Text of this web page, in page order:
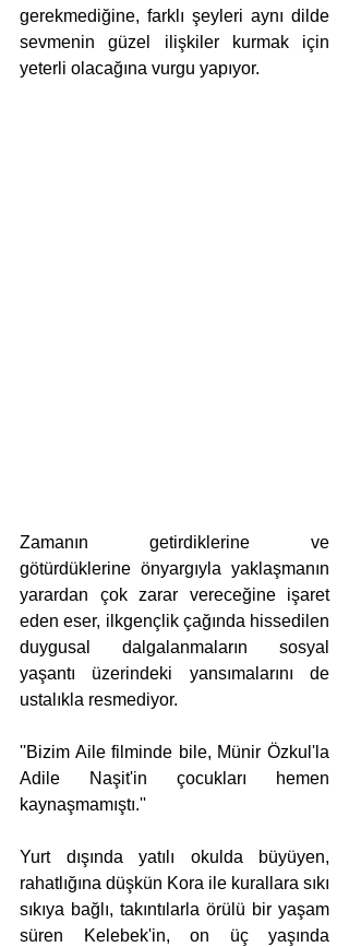
gerekmediğine, farklı şeyleri aynı dilde
sevmenin güzel ilişkiler kurmak için
yeterli olacağına vurgu yapıyor.
Zamanın getirdiklerine ve
götürdüklerine önyargıyla yaklaşmanın
yarardan çok zarar vereceğine işaret
eden eser, ilkgençlik çağında hissedilen
duygusal dalgalanmaların sosyal
yaşantı üzerindeki yansımalarını de
ustalıkla resmediyor.
''Bizim Aile filminde bile, Münir Özkul'la
Adile Naşit'in çocukları hemen
kaynaşmamıştı.''
Yurt dışında yatılı okulda büyüyen,
rahatlığına düşkün Kora ile kurallara sıkı
sıkıya bağlı, takıntılarla örülü bir yaşam
süren Kelebek'in, on üç yaşında